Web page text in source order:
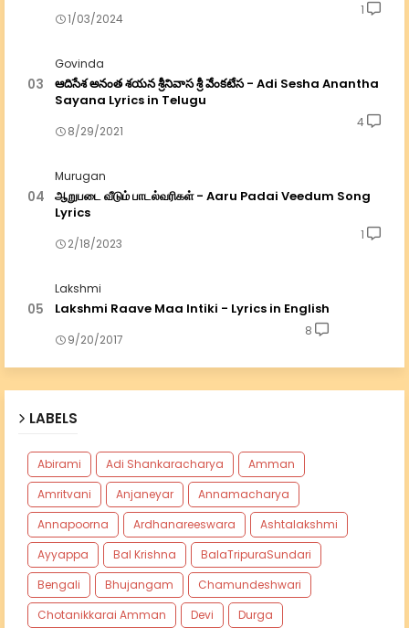
1/03/2024
1
Govinda
ఆదిసేశ అనంత శయన శ్రీనివాస శ్రీ వేంకటేస - Adi Sesha Anantha
Sayana Lyrics in Telugu
8/29/2021
4
Murugan
ஆறுபடை வீடும் பாடல்வரிகள் - Aaru Padai Veedum Song
Lyrics
2/18/2023
1
Lakshmi
Lakshmi Raave Maa Intiki - Lyrics in English
9/20/2017
8
LABELS
Abirami Adi Shankaracharya
Amman
Amritvani
Anjaneyar
Annamacharya
Annapoorna
Ardhanareeswara
Ashtalakshmi
Ayyappa
Bal Krishna
BalaTripuraSundari
Bengali
Bhujangam
Chamundeshwari
Chotanikkarai Amman
Devi
Durga